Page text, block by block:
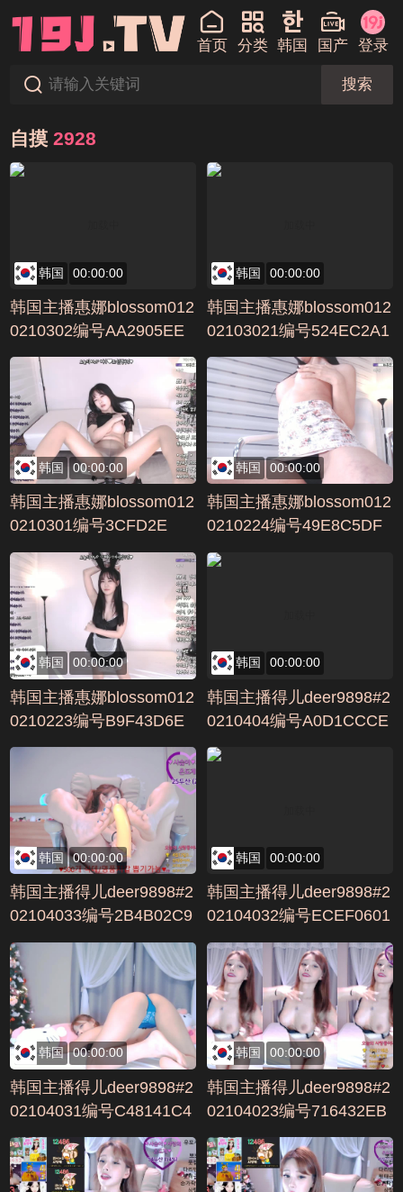
首页 分类 韩国 国产 登录
搜索
自摸 2928
韩国 00:00:00
韩国主播惠娜blossom012
0210302编号AA2905EE
韩国 00:00:00
韩国主播惠娜blossom012
02103021编号524EC2A1
韩国 00:00:00
韩国主播惠娜blossom012
0210301编号3CFD2E
韩国 00:00:00
韩国主播惠娜blossom012
0210224编号49E8C5DF
韩国 00:00:00
韩国主播惠娜blossom012
0210223编号B9F43D6E
韩国 00:00:00
韩国主播得儿deer9898#2
0210404编号A0D1CCCE
韩国 00:00:00
韩国主播得儿deer9898#2
02104033编号2B4B02C9
韩国 00:00:00
韩国主播得儿deer9898#2
02104032编号ECEF0601
韩国 00:00:00
韩国主播得儿deer9898#2
02104031编号C48141C4
韩国 00:00:00
韩国主播得儿deer9898#2
02104023编号716432EB